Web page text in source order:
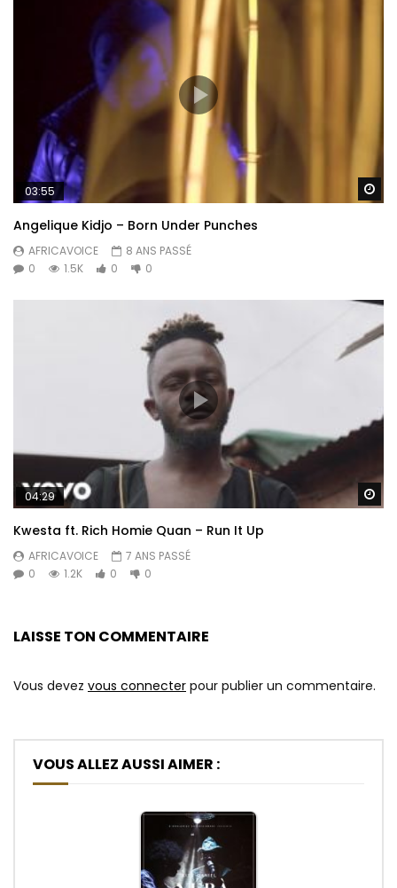
03:55
Angelique Kidjo – Born Under Punches
AFRICAVOICE
8 ANS PASSÉ
0
1.5K 0 0
04:29
Kwesta ft. Rich Homie Quan – Run It Up
AFRICAVOICE
7 ANS PASSÉ
0
1.2K 0 0
LAISSE TON COMMENTAIRE
Vous devez vous connecter pour publier un commentaire.
VOUS ALLEZ AUSSI AIMER :